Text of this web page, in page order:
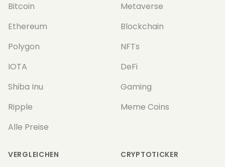
Bitcoin
Ethereum
Polygon
IOTA
Shiba Inu
Ripple
Alle Preise
Metaverse
Blockchain
NFTs
DeFi
Gaming
Meme Coins
VERGLEICHEN CRYPTOTICKER